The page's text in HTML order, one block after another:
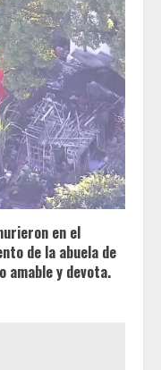
en el
de la abuela de
amable y devota.